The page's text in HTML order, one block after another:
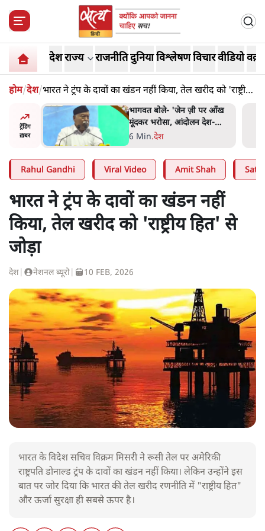
देशराज्य राजनीतिदुनियाविश्लेषणविचारवीडियो
होम/देश/भारत ने ट्रंप के दावों का खंडन नहीं किया, तेल खरीद को 'राष्ट्रीय
हित' से जोड़ा
ट्रेंडिंग
ख़बर
की मरम्मत
भागवत बोले- 'जेन ज़ी पर आँख
मूंदकर भरोसा, आंदोलन देश-
विरोधी नहीं'; अतुल लिमये बोले थे-
6 Min.देश
Rahul Gandhi Viral Video Amit Shah
भारत ने ट्रंप के दावों का खंडन नहीं
किया, तेल खरीद को 'राष्ट्रीय हित' से
जोड़ा
देश नेशनल ब्यूरो 10 FEB, 2026
भारत के विदेश सचिव विक्रम मिसरी ने रूसी तेल पर अमेरिकी
राष्ट्रपति डोनाल्ड ट्रंप के दावों का खंडन नहीं किया। लेकिन उन्होंने इस
बात पर जोर दिया कि भारत की तेल खरीद रणनीति में "राष्ट्रीय हित"
और ऊर्जा सुरक्षा ही सबसे ऊपर है।